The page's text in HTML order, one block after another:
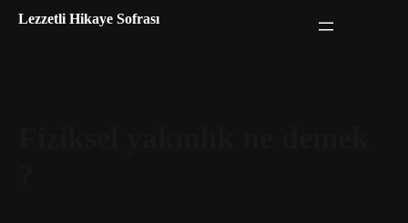
Lezzetli Hikaye Sofrası